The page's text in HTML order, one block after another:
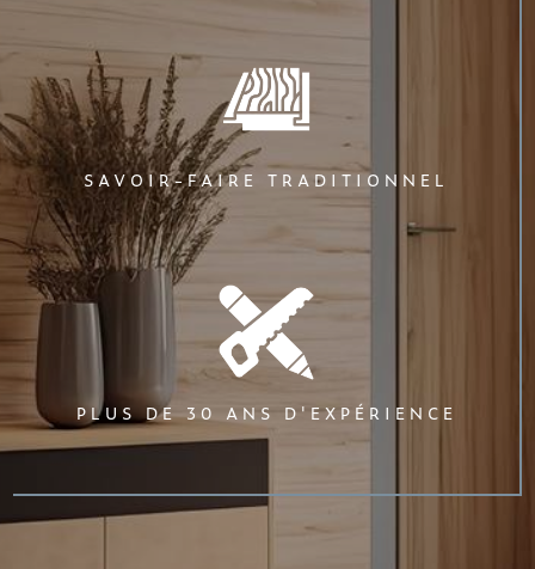
SAVOIR-FAIRE TRADITIONNEL
PLUS DE 30 ANS D'EXPÉRIENCE